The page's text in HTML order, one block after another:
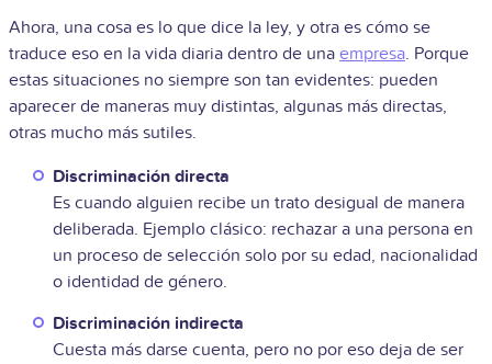
Ahora, una cosa es lo que dice la ley, y otra es cómo se
traduce eso en la vida diaria dentro de una empresa. Porque
estas situaciones no siempre son tan evidentes: pueden
aparecer de maneras muy distintas, algunas más directas,
otras mucho más sutiles.
Discriminación directa
Es cuando alguien recibe un trato desigual de manera
deliberada. Ejemplo clásico: rechazar a una persona en
un proceso de selección solo por su edad, nacionalidad
o identidad de género.
Discriminación indirecta
Cuesta más darse cuenta, pero no por eso deja de ser